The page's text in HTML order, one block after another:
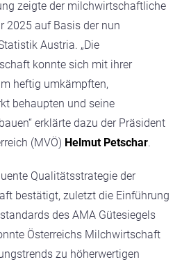
zeigte der milchwirtschaftliche
2025 auf Basis der nun
Austria. „Die
konnte sich mit ihrer
heftig umkämpften,
behaupten und seine
erklärte dazu der Präsident
(MVÖ) Helmut Petschar.
Qualitätsstrategie der
bestätigt, zuletzt die Einführung
des AMA Gütesiegels
Österreichs Milchwirtschaft
zu höherwertigen